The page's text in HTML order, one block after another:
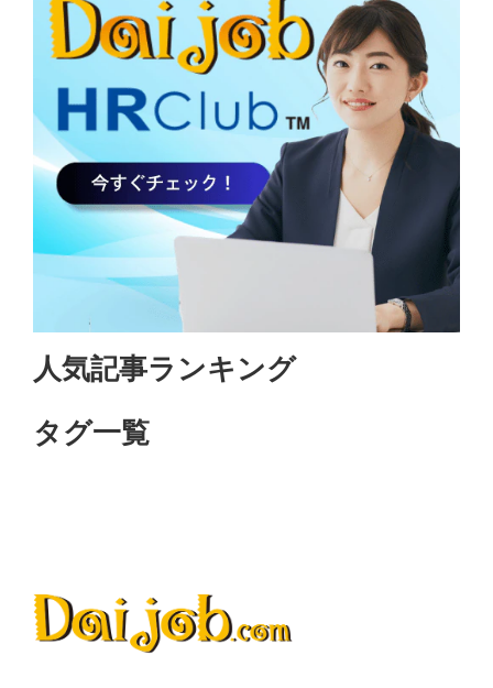
人気記事ランキング
タグ一覧